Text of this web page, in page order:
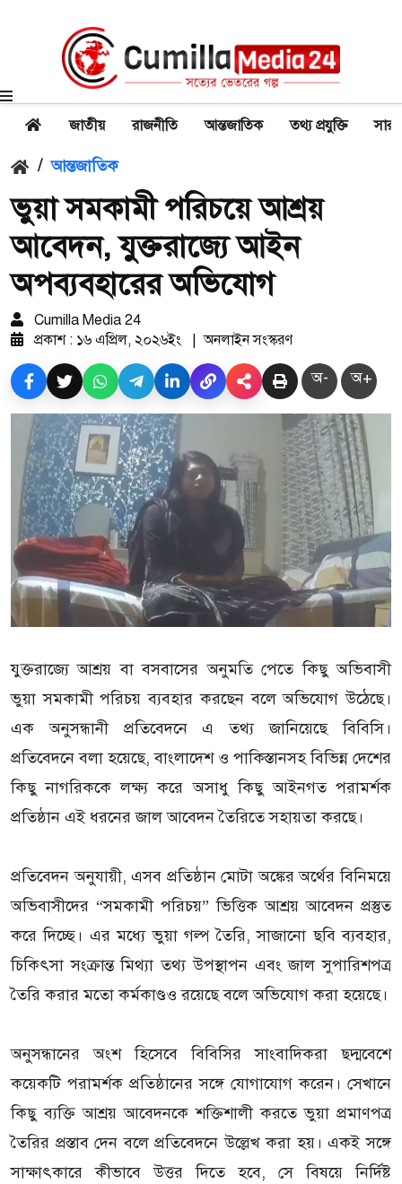
জাতীয় রাজনীতি আন্তজাতিক তথ্য প্রযুক্তি
/ আন্তজাতিক
ভুয়া সমকামী পরিচয়ে আশ্রয়
আবেদন, যুক্তরাজ্যে আইন
অপব্যবহারের অভিযোগ
Cumilla Media 24
প্রকাশ : ১৬ এপ্রিল, ২০২৬ইং
| অনলাইন সংস্করণ
অ- অ+
যুক্তরাজ্যে আশ্রয় বা বসবাসের অনুমতি পেতে কিছু অভিবাসী
ভুয়া সমকামী পরিচয় ব্যবহার করছেন বলে অভিযোগ উঠেছে।
এক অনুসন্ধানী প্রতিবেদনে এ তথ্য জানিয়েছে বিবিসি।
প্রতিবেদনে বলা হয়েছে, বাংলাদেশ ও পাকিস্তানসহ বিভিন্ন দেশের
কিছু নাগরিককে লক্ষ্য করে অসাধু কিছু আইনগত পরামর্শক
প্রতিষ্ঠান এই ধরনের জাল আবেদন তৈরিতে সহায়তা করছে।
প্রতিবেদন অনুযায়ী, এসব প্রতিষ্ঠান মোটা অঙ্কের অর্থের বিনিময়ে
অভিবাসীদের “সমকামী পরিচয়” ভিত্তিক আশ্রয় আবেদন প্রস্তুত
করে দিচ্ছে। এর মধ্যে ভুয়া গল্প তৈরি, সাজানো ছবি ব্যবহার,
চিকিৎসা সংক্রান্ত মিথ্যা তথ্য উপস্থাপন এবং জাল সুপারিশপত্র
তৈরি করার মতো কর্মকাণ্ডও রয়েছে বলে অভিযোগ করা হয়েছে।
অনুসন্ধানের অংশ হিসেবে বিবিসির সাংবাদিকরা ছদ্মবেশে
কয়েকটি পরামর্শক প্রতিষ্ঠানের সঙ্গে যোগাযোগ করেন। সেখানে
কিছু ব্যক্তি আশ্রয় আবেদনকে শক্তিশালী করতে ভুয়া প্রমাণপত্র
তৈরির প্রস্তাব দেন বলে প্রতিবেদনে উল্লেখ করা হয়। একই সঙ্গে
সাক্ষাৎকারে কীভাবে উত্তর দিতে হবে, সে বিষয়ে নির্দিষ্ট